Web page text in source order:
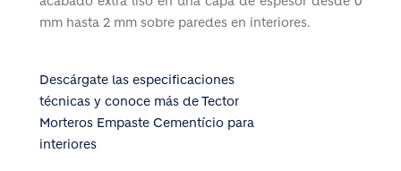
mm hasta 2 mm sobre paredes en interiores.
Descárgate las especificaciones
técnicas y conoce más de Tector
Morteros Empaste Cementício para
interiores